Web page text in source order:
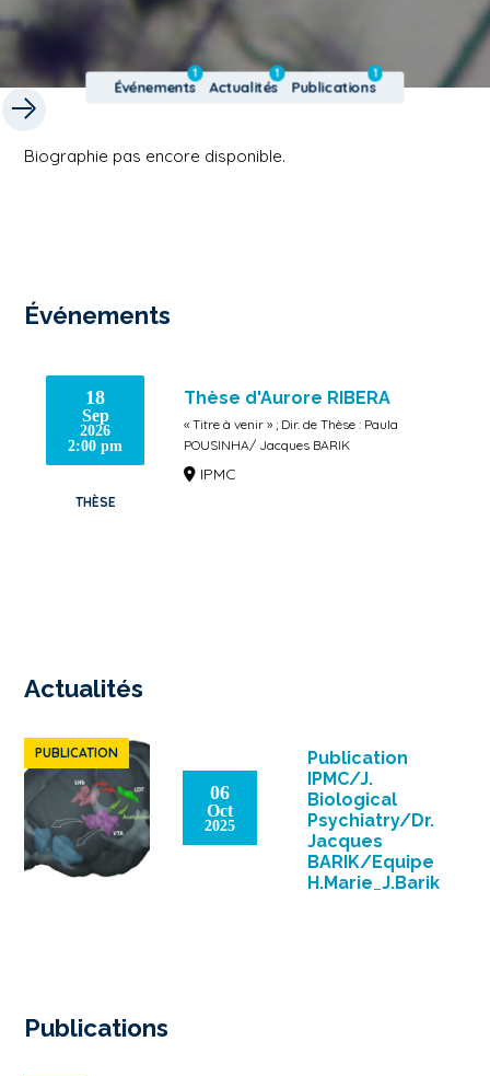
Événements
1
Actualités
1
Publications
1
Biographie pas encore disponible.
Événements
18
Sep
2026
2:00 pm
THÈSE
Thèse d'Aurore RIBERA
« Titre à venir » ; Dir. de Thèse : Paula
POUSINHA/ Jacques BARIK
IPMC
Actualités
PUBLICATION
06
Oct
2025
Publication
IPMC/J.
Biological
Psychiatry/Dr.
Jacques
BARIK/Equipe
H.Marie_J.Barik
Publications